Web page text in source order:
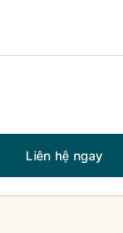
Liên hệ ngay